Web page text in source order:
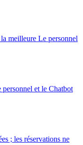
meilleure Le personnel
et le Chatbot
; les réservations ne